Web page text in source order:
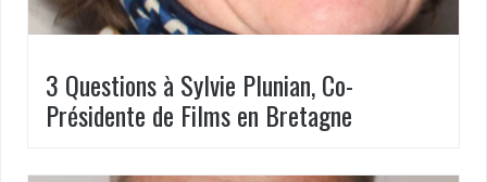
3 Questions à Sylvie Plunian, Co-
Présidente de Films en Bretagne